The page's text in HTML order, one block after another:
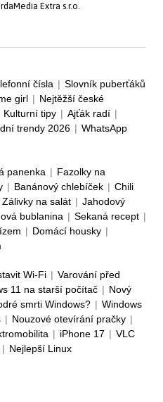
Extra s.r.o.
čísla | Slovník puberťáků
girl | Nejtěžší české
Kulturní tipy | Ajťák radí |
trendy 2026 | WhatsApp
panenka | Fazolky na
| Banánový chlebíček | Chili
Zálivky na salát | Jahodový
bublanina | Sekaná recept |
| Domácí housky |
Wi-Fi | Varování před
11 na starší počítač | Nový
smrti Windows? | Windows
| Nouzové otevírání pračky |
| iPhone 17 | VLC
| Nejlepší Linux